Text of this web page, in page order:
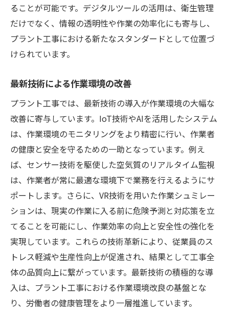
ることが可能です。デジタルツールの活用は、衛生管理
だけでなく、情報の透明性や作業の効率化にも寄与し、
プラント工事における新たなスタンダードとして位置づ
けられています。
最新技術による作業環境の改善
プラント工事では、最新技術の導入が作業環境の大幅な
改善に寄与しています。IoT技術やAIを活用したシステム
は、作業環境のモニタリングをより精密に行い、作業者
の健康と安全を守るための一助となっています。例え
ば、センサー技術を駆使した空気質のリアルタイム監視
は、作業者が常に最適な環境下で業務を行えるようにサ
ポートします。さらに、VR技術を用いた作業シュミレー
ションは、現実の作業に入る前に危険予測と対応策を立
てることを可能にし、作業効率の向上と安全性の強化を
実現しています。これらの技術革新により、従業員のス
トレス軽減や生産性向上が促進され、結果として工事全
体の品質向上に繋がっています。最新技術の積極的な導
入は、プラント工事における作業環境改良の基盤とな
り、労働者の健康管理をより一層推進しています。